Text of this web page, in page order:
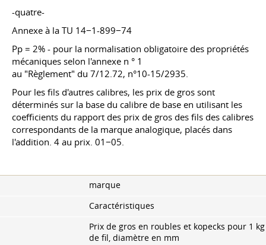
-quatre-
Annexe à la TU 14−1-899−74
Pp = 2% - pour la normalisation obligatoire des propriétés
mécaniques selon l'annexe n ° 1
au "Règlement" du 7/12.72, n°10-15/2935.
Pour les fils d'autres calibres, les prix de gros sont
déterminés sur la base du calibre de base en utilisant les
coefficients du rapport des prix de gros des fils des calibres
correspondants de la marque analogique, placés dans
l'addition. 4 au prix. 01−05.
marque
Caractéristiques
Prix de gros en roubles et kopecks pour 1 kg
de fil, diamètre en mm